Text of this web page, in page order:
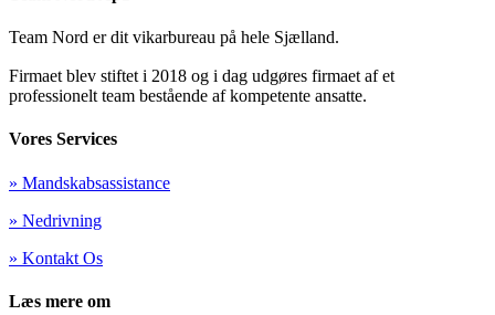
Team Nord er dit vikarbureau på hele Sjælland.
Firmaet blev stiftet i 2018 og i dag udgøres firmaet af et
professionelt team bestående af kompetente ansatte.
Vores Services
» Mandskabsassistance
» Nedrivning
» Kontakt Os
Læs mere om